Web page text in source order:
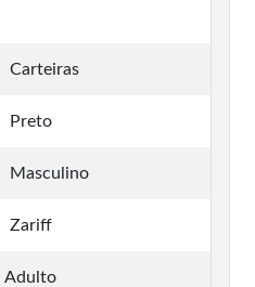
Carteiras
Preto
Masculino
Zariff
Adulto